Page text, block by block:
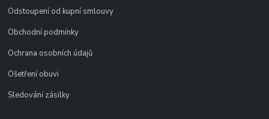
Odstoupení od kupní smlouvy
Obchodní podmínky
Ochrana osobních údajů
Ošetření obuvi
Sledování zásilky